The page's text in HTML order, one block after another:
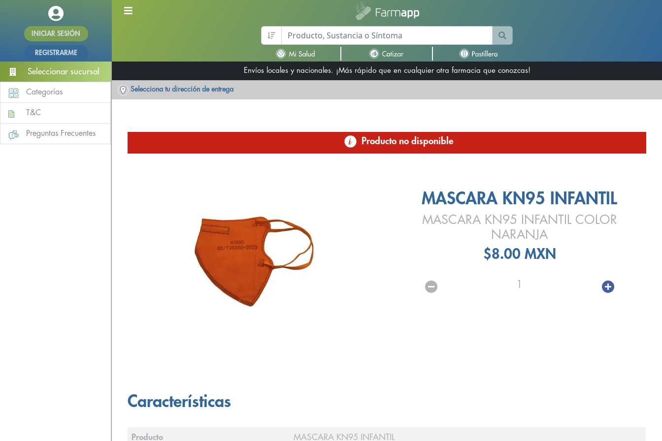
INICIAR SESIÓN
REGISTRARME
Seleccionar sucursal
Categorías
T&C
Preguntas Frecuentes
Envíos locales y nacionales. ¡Más rápido que en cualquier otra farmacia que conozcas!
Selecciona tu dirección de entrega
Producto no disponible
MASCARA KN95 INFANTIL
MASCARA KN95 INFANTIL COLOR
NARANJA
$8.00 MXN
1
Características
Producto MASCARA KN95 INFANTIL